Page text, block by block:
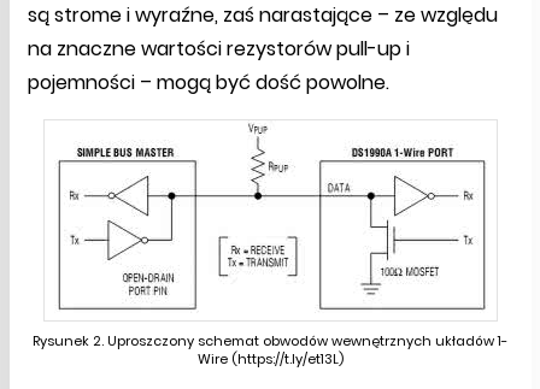
są strome i wyraźne, zaś narastające – ze względu
na znaczne wartości rezystorów pull-up i
pojemności – mogą być dość powolne.
Rysunek 2. Uproszczony schemat obwodów wewnętrznych układów 1-
Wire (https://t.ly/et13L)